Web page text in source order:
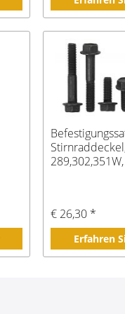
€ 26,30 *
Erfahren